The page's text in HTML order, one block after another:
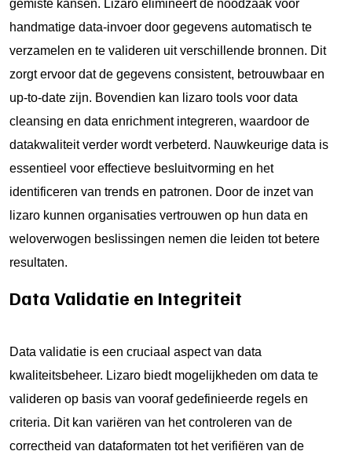
gemiste kansen. Lizaro elimineert de noodzaak voor
handmatige data-invoer door gegevens automatisch te
verzamelen en te valideren uit verschillende bronnen. Dit
zorgt ervoor dat de gegevens consistent, betrouwbaar en
up-to-date zijn. Bovendien kan lizaro tools voor data
cleansing en data enrichment integreren, waardoor de
datakwaliteit verder wordt verbeterd. Nauwkeurige data is
essentieel voor effectieve besluitvorming en het
identificeren van trends en patronen. Door de inzet van
lizaro kunnen organisaties vertrouwen op hun data en
weloverwogen beslissingen nemen die leiden tot betere
resultaten.
Data Validatie en Integriteit
Data validatie is een cruciaal aspect van data
kwaliteitsbeheer. Lizaro biedt mogelijkheden om data te
valideren op basis van vooraf gedefinieerde regels en
criteria. Dit kan variëren van het controleren van de
correctheid van dataformaten tot het verifiëren van de